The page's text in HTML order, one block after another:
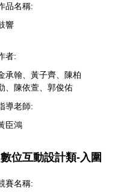
品名稱:
響
者:
承翰、黃子齊、陳柏
、陳依萱、郭俊佑
導老師:
臣鴻
位互動設計類-入圍
賽名稱: